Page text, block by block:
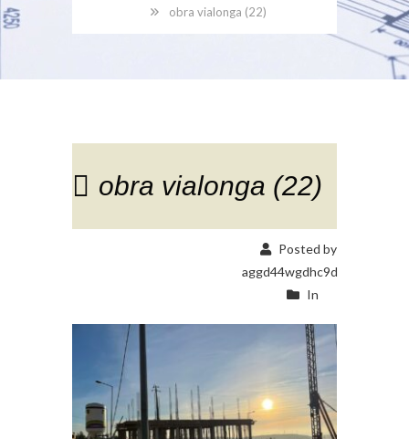
obra vialonga (22)
obra vialonga (22)
Posted by
aggd44wgdhc9d
In